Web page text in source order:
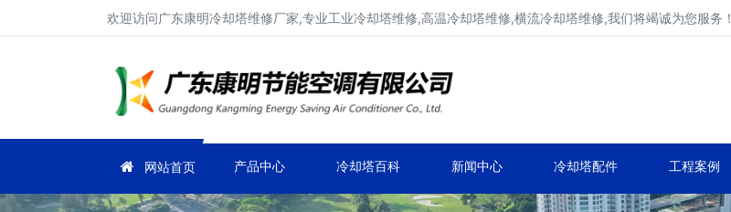
欢迎访问广东康明冷却塔维修厂家,专业工业冷却塔维修,高温冷却塔维修,横流冷却塔维修,我们将竭诚为您服务！
网站首页 产品中心 冷却塔百科 新闻中心 冷却塔配件 工程案例